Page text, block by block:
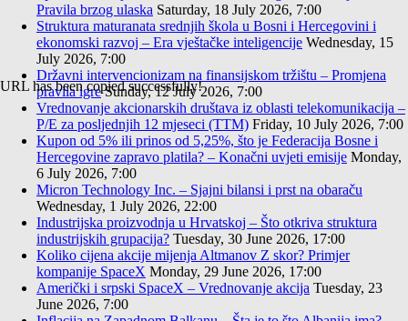
URL has been copied successfully!
Pravila brzog ulaska Saturday, 18 July 2026, 7:00
Struktura maturanata srednjih škola u Bosni i Hercegovini i
ekonomski razvoj – Era vještačke inteligencije Wednesday, 15
July 2026, 7:00
Državni intervencionizam na finansijskom tržištu – Promjena
pravila igre Sunday, 12 July 2026, 7:00
Vrednovanje akcionarskih društava iz oblasti telekomunikacija –
P/E za posljednjih 12 mjeseci (TTM) Friday, 10 July 2026, 7:00
Kupon od 5% ili prinos od 5,25%, što je Federacija Bosne i
Hercegovine zapravo platila? – Konačni uvjeti emisije Monday,
6 July 2026, 7:00
Micron Technology Inc. – Sjajni bilansi i prst na obaraču
Wednesday, 1 July 2026, 22:00
Industrijska proizvodnja u Hrvatskoj – Što otkriva struktura
industrijskih grupacija? Tuesday, 30 June 2026, 17:00
Koliko cijena akcije mijenja Altmanov Z skor? Primjer
kompanije SpaceX Monday, 29 June 2026, 17:00
Američki i srpski SpaceX – Vrednovanje akcija Tuesday, 23
June 2026, 7:00